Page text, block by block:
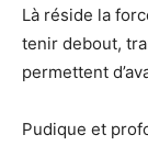
Là réside la
tenir debout,
permettent
Pudique et